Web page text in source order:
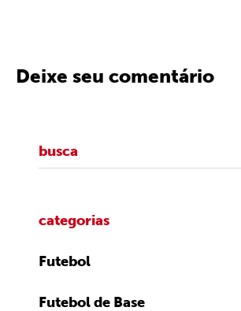
Deixe seu comentário
categorias
Futebol
Futebol de Base